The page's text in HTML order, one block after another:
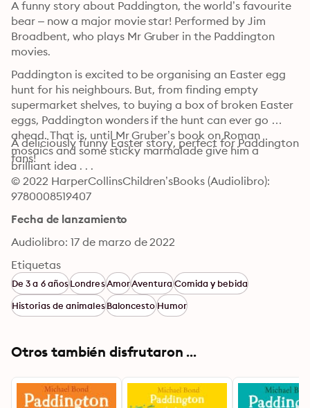
A funny story about Paddington, the world’s favourite
bear – now a major movie star! Performed by Jim
Broadbent, who plays Mr Gruber in the Paddington
movies.
Paddington is excited to be organising an Easter egg
hunt for his neighbours. But, from finding empty
supermarket shelves, to buying a box of broken Easter
eggs, Paddington wonders if the hunt can ever go
ahead. That is, until Mr Gruber’s book on Roman
mosaics and some sticky marmalade give him a
brilliant idea . . .
A deliciously funny Easter story, perfect for Paddington
fans!
© 2022 HarperCollinsChildren’sBooks (Audiolibro):
9780008519407
Fecha de lanzamiento
Audiolibro: 17 de marzo de 2022
Etiquetas
De 3 a 6 añosLondresAmorAventuraComida y bebida
Historias de animalesBaloncestoHumor
Otros también disfrutaron ...